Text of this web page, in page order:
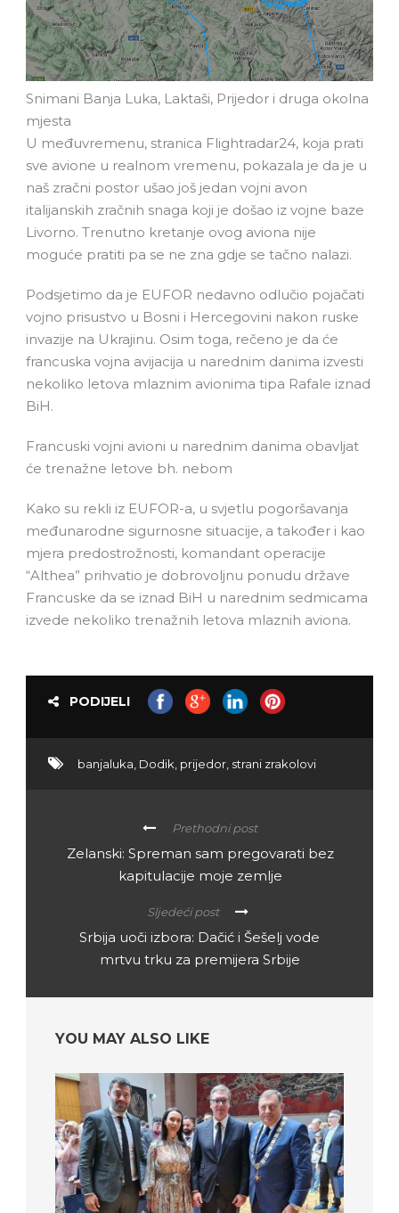
Snimani Banja Luka, Laktaši, Prijedor i druga okolna
mjesta
U međuvremenu, stranica Flightradar24, koja prati
sve avione u realnom vremenu, pokazala je da je u
naš zračni postor ušao još jedan vojni avon
italijanskih zračnih snaga koji je došao iz vojne baze
Livorno. Trenutno kretanje ovog aviona nije
moguće pratiti pa se ne zna gdje se tačno nalazi.
Podsjetimo da je EUFOR nedavno odlučio pojačati
vojno prisustvo u Bosni i Hercegovini nakon ruske
invazije na Ukrajinu. Osim toga, rečeno je da će
francuska vojna avijacija u narednim danima izvesti
nekoliko letova mlaznim avionima tipa Rafale iznad
BiH.
Francuski vojni avioni u narednim danima obavljat
će trenažne letove bh. nebom
Kako su rekli iz EUFOR-a, u svjetlu pogoršavanja
međunarodne sigurnosne situacije, a također i kao
mjera predostrožnosti, komandant operacije
“Althea” prihvatio je dobrovoljnu ponudu države
Francuske da se iznad BiH u narednim sedmicama
izvede nekoliko trenažnih letova mlaznih aviona.
PODIJELI
banjaluka Dodik prijedor strani zrakolovi
Prethodni post
Zelanski: Spreman sam pregovarati bez
kapitulacije moje zemlje
Sljedeći post
Srbija uoči izbora: Dačić i Šešelj vode
mrtvu trku za premijera Srbije
YOU MAY ALSO LIKE